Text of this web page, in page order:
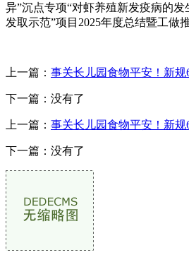
异”沉点专项“对虾养殖新发疫病的
发取示范”项目2025年度总结暨工做
上一篇： 事关长儿园食物平安！新规
下一篇：没有了
上一篇： 事关长儿园食物平安！新规
下一篇：没有了